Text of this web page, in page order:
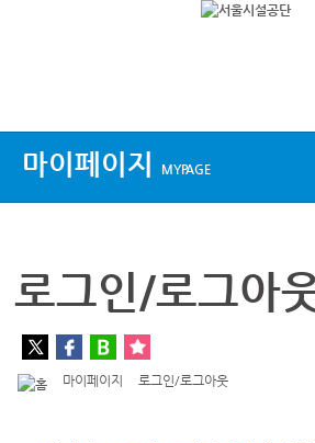
마이페이지 MYPAGE
로그인/로그아
마이페이지 로그인/로그아웃